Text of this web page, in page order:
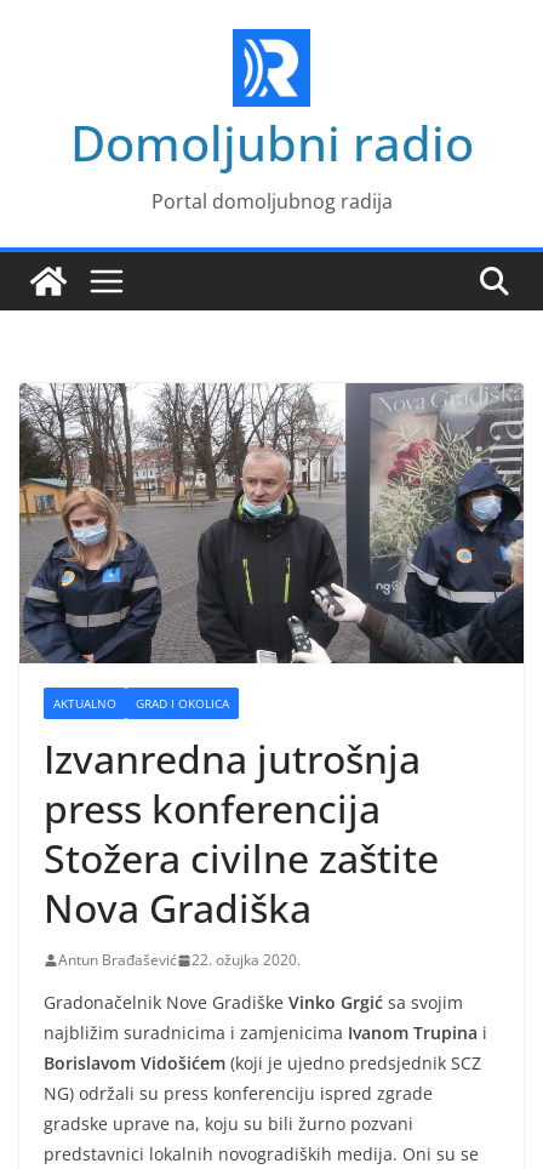
Domoljubni radio
Portal domoljubnog radija
AKTUALNO GRAD I OKOLICA
Izvanredna jutrošnja
press konferencija
Stožera civilne zaštite
Nova Gradiška
Antun Brađašević 22. ožujka 2020.
Gradonačelnik Nove Gradiške Vinko Grgić sa svojim
najbližim suradnicima i zamjenicima Ivanom Trupina i
Borislavom Vidošićem (koji je ujedno predsjednik SCZ
NG) održali su press konferenciju ispred zgrade
gradske uprave na, koju su bili žurno pozvani
predstavnici lokalnih novogradiških medija. Oni su se